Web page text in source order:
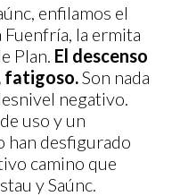
enfilamos el
la ermita
Plan. El descenso
fatigoso. Son nada
negativo.
uso y un
han desfigurado
camino que
y Saúnc.